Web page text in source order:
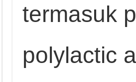
termasuk
polylactic